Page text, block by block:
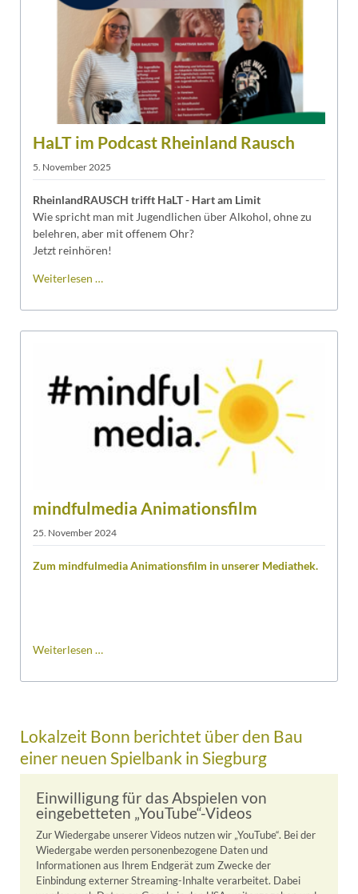
Kreis
HaLT im Podcast Rheinland Rausch
5. November 2025
RheinlandRAUSCH trifft HaLT - Hart am Limit
Wie spricht man mit Jugendlichen über Alkohol, ohne zu
belehren, aber mit offenem Ohr?
Jetzt reinhören!
Weiterlesen …
Podcast
Rheinland
mindfulmedia Animationsfilm
25. November 2024
Zum mindfulmedia Animationsfilm in unserer Mediathek.
Weiterlesen …
Lokalzeit Bonn berichtet über den Bau
einer neuen Spielbank in Siegburg
Einwilligung für das Abspielen von
eingebetteten „YouTube“-Videos
Zur Wiedergabe unserer Videos nutzen wir „YouTube“. Bei der
Wiedergabe werden personenbezogene Daten und
Informationen aus Ihrem Endgerät zum Zwecke der
Einbindung externer Streaming-Inhalte verarbeitet. Dabei